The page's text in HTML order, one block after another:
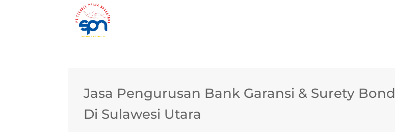
Jasa Pengurusan Bank Garansi & Surety Bond
Di Sulawesi Utara